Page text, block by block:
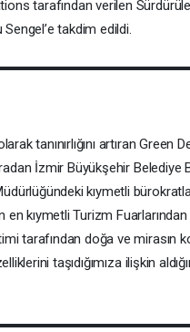
tarafından verilen
takdim edildi.
tanınırlığını artıran Green
İzmir Büyükşehir Belediye
kıymetli
en kıymetli Turizm
tarafından doğa ve mirasın
taşıdığımıza ilişkin